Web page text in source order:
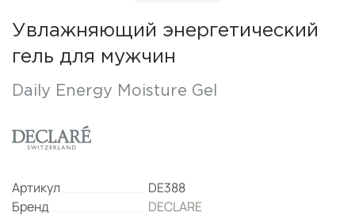
Увлажняющий энергетический
гель для мужчин
Daily Energy Moisture Gel
Артикул
DE388
Бренд
DECLARE